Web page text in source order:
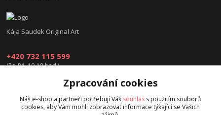
Kája Saudek Original Art
+420 732 115 599
(Po-Pá, 10-18 hod.)
obchod@kajasaudek.cz
Zpracování cookies
Náš e-shop a partneři potřebují Váš souhlas s použitím souborů
cookies, aby Vám mohli zobrazovat informace týkající se Vašich